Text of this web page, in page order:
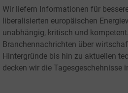
Wir liefern Informationen für
liberalisierten europäischen
unabhängig, kritisch und kompetent.
Branchennachrichten über
Hintergründe bis hin zu aktuellen
decken wir die Tagesgeschehnisse